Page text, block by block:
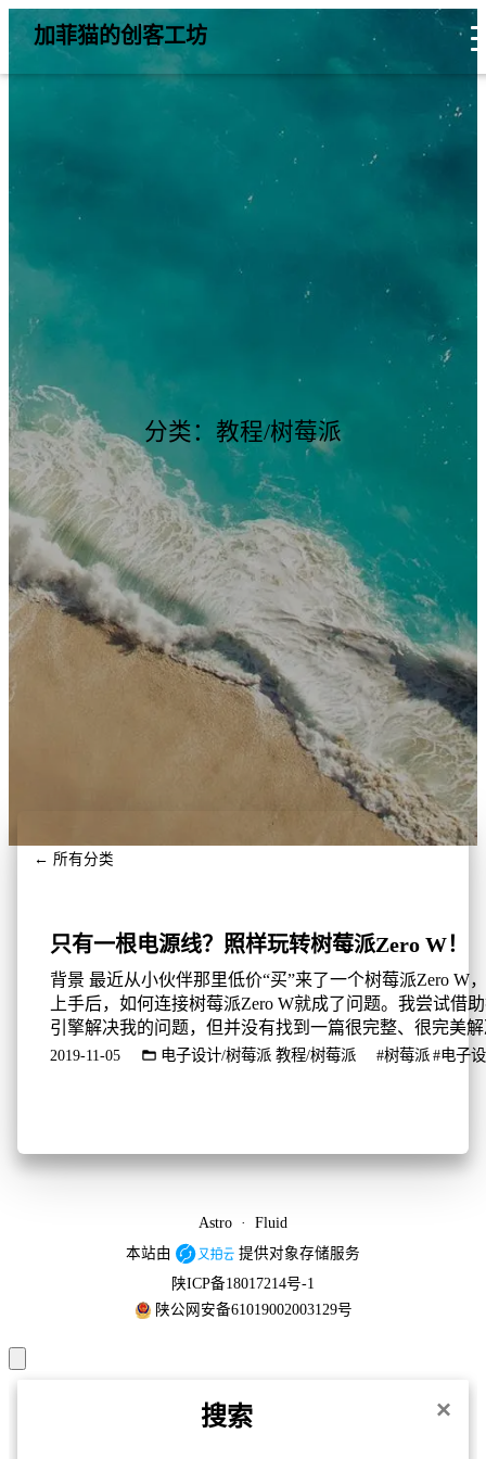
加菲猫的创客工坊
分类：教程/树莓派
← 所有分类
只有一根电源线？照样玩转树莓派Zero W！
背景 最近从小伙伴那里低价“买”来了一个树莓派Zero W
上手后，如何连接树莓派Zero W就成了问题。我尝试借
引擎解决我的问题，但并没有找到一篇很完整、很完美
问题的文章。因此，我决定将自己折腾的过程记录下来
2019-11-05 电子设计/树莓派 教程/树莓派 #树莓派#电子
Astro · Fluid
本站由
提供对象存储服务
陕ICP备18017214号-1
陕公网安备61019002003129号
搜索 ×